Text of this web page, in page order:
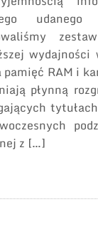
wydajności
pamięć RAM i
płynną
z […]